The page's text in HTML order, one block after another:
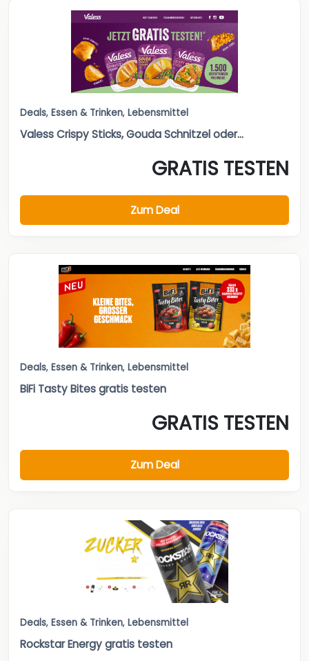
Deals, Essen & Trinken, Lebensmittel
Valess Crispy Sticks, Gouda Schnitzel oder...
GRATIS TESTEN
Zum Deal
Deals, Essen & Trinken, Lebensmittel
BiFi Tasty Bites gratis testen
GRATIS TESTEN
Zum Deal
Deals, Essen & Trinken, Lebensmittel
Rockstar Energy gratis testen